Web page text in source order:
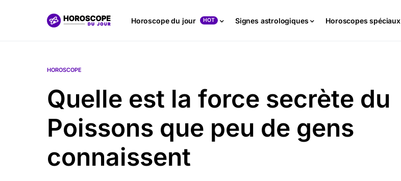
Horoscope du jour HOT Signes astrologiques Horoscopes spéciaux
HOROSCOPE
Quelle est la force secrète du
Poissons que peu de gens
connaissent